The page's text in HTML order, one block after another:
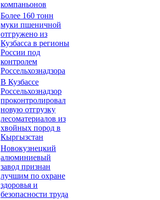
компаньонов
Более 160 тонн
муки пшеничной
отгружено из
Кузбасса в регионы
России под
контролем
Россельхознадзора
В Кузбассе
Россельхознадзор
проконтролировал
новую отгрузку
лесоматериалов из
хвойных пород в
Кыргызстан
Новокузнецкий
алюминиевый
завод признан
лучшим по охране
здоровья и
безопасности труда